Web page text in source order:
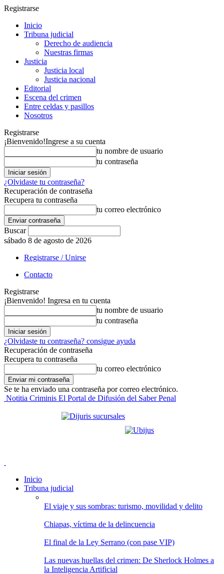
Registrarse
Inicio
Tribuna judicial
Derecho de audiencia
Nuestras firmas
Justicia
Justicia local
Justicia nacional
Editorial
Escena del crimen
Entre celdas y pasillos
Nosotros
Registrarse
¡Bienvenido!Ingrese a su cuenta
tu nombre de usuario
tu contraseña
¿Olvidaste tu contraseña?
Recuperación de contraseña
Recupera tu contraseña
tu correo electrónico
Buscar
sábado 8 de agosto de 2026
Registrarse / Unirse
Contacto
Registrarse
¡Bienvenido! Ingresa en tu cuenta
tu nombre de usuario
tu contraseña
¿Olvidaste tu contraseña? consigue ayuda
Recuperación de contraseña
Recupera tu contraseña
tu correo electrónico
Se te ha enviado una contraseña por correo electrónico.
Notitia Criminis El Portal de Difusión del Saber Penal
Inicio
Tribuna judicial
El viaje y sus sombras: turismo, movilidad y delito
Chiapas, víctima de la delincuencia
El final de la Ley Serrano (con pase VIP)
Las nuevas huellas del crimen: De Sherlock Holmes a
la Inteligencia Artificial